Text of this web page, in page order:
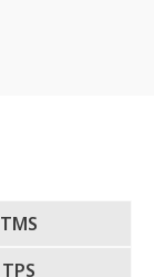
TMS
TPS